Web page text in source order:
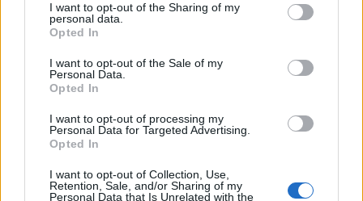
I want to opt-out of the Sharing of my
personal data.
Opted In
I want to opt-out of the Sale of my
Personal Data.
Opted In
I want to opt-out of processing my
Personal Data for Targeted Advertising.
Opted In
I want to opt-out of Collection, Use,
Retention, Sale, and/or Sharing of my
Personal Data that Is Unrelated with the
Teljesen átírhatják a kötelező szombati
munkanapot a magyaroknak: váratlan javaslat
érkezett
Átfogó javaslatcsomagot dolgozott ki a Magyar
Kereskedelmi és Iparkamara (MKIK) a gazdaság
kezelése érdekében.